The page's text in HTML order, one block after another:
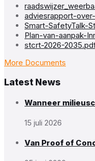
adviesrapport-
Smart-SafetyTalk-
Plan-van-aanpak-
stcrt-2026-
More Documents
Latest News
Wanneer
15 juli 2026
Van Proof of